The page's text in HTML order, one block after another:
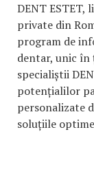
DENT ESTET,
private din
program de
dentar, unic în
specialiștii
potențialilor
personalizate
soluțiile